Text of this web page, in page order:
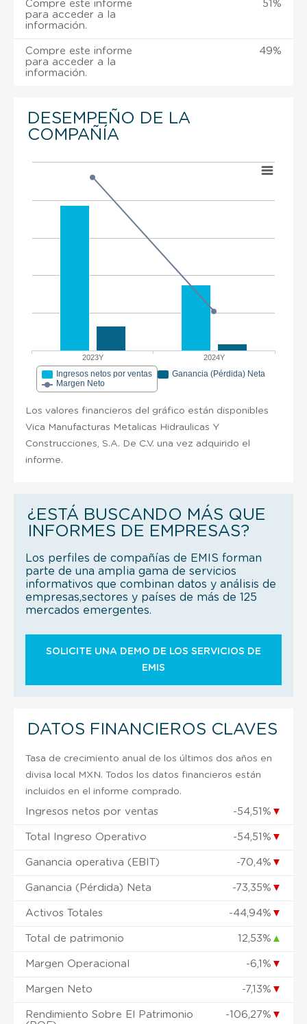
Compre este informe
para acceder a la
información.
51%
Compre este informe
para acceder a la
información.
49%
DESEMPEÑO DE LA
COMPAÑÍA
2023Y 2024Y
Ingresos netos por ventas
Ganancia (Pérdida) Neta
Margen Neto
Los valores financieros del gráfico están disponibles
Vica Manufacturas Metalicas Hidraulicas Y
Construcciones, S.A. De C.V. una vez adquirido el
informe.
¿ESTÁ BUSCANDO MÁS QUE
INFORMES DE EMPRESAS?
Los perfiles de compañías de EMIS forman
parte de una amplia gama de servicios
informativos que combinan datos y análisis de
empresas,sectores y países de más de 125
mercados emergentes.
SOLICITE UNA DEMO DE LOS SERVICIOS DE
EMIS
DATOS FINANCIEROS CLAVES
Tasa de crecimiento anual de los últimos dos años en
divisa local MXN. Todos los datos financieros están
incluidos en el informe comprado.
Ingresos netos por ventas -54,51% ▼
Total Ingreso Operativo -54,51% ▼
Ganancia operativa (EBIT) -70,4% ▼
Ganancia (Pérdida) Neta -73,35% ▼
Activos Totales -44,94% ▼
Total de patrimonio 12,53% ▲
Margen Operacional -6,1% ▼
Margen Neto -7,13% ▼
Rendimiento Sobre El Patrimonio
-106,27% ▼